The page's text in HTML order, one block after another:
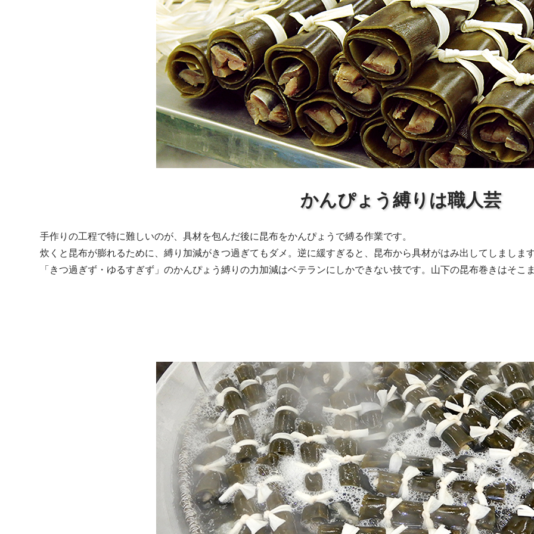
かんぴょう縛りは職人芸
手作りの工程で特に難しいのが、具材を包んだ後に昆布をかんぴょうで縛る作業です。
炊くと昆布が膨れるために、縛り加減がきつ過ぎてもダメ。逆に緩すぎると、昆布から具材がはみ出してしましま
「きつ過ぎず・ゆるすぎず」のかんぴょう縛りの力加減はベテランにしかできない技です。山下の昆布巻きはそこ